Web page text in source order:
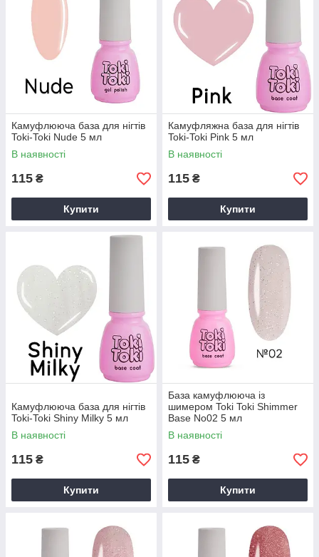
Камуфлююча база для нігтів
Toki-Toki Nude 5 мл
В наявності
115 ₴
Купити
Камуфляжна база для нігтів
Toki-Toki Pink 5 мл
В наявності
115 ₴
Купити
Камуфлююча база для нігтів
Toki-Toki Shiny Milky 5 мл
В наявності
115 ₴
Купити
База камуфлююча із
шимером Toki Toki Shimmer
Base No02 5 мл
В наявності
115 ₴
Купити